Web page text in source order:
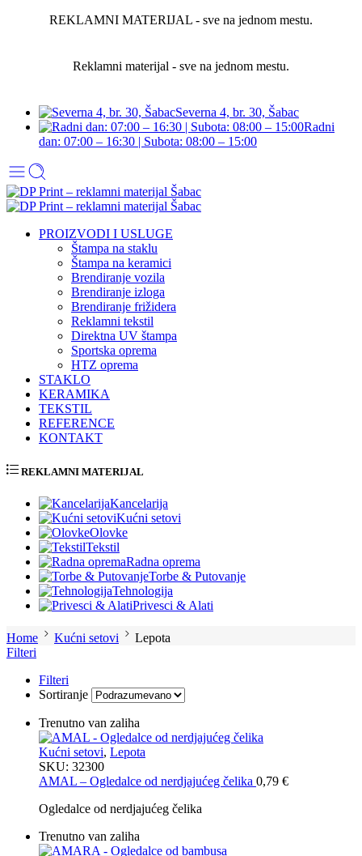
REKLAMNI MATERIJAL - sve na jednom mestu.
Reklamni materijal - sve na jednom mestu.
Severna 4, br. 30, Šabac
Radni
dan: 07:00 – 16:30 | Subota: 08:00 – 15:00
PROIZVODI I USLUGE
Štampa na staklu
Štampa na keramici
Brendiranje vozila
Brendiranje izloga
Brendiranje frižidera
Reklamni tekstil
Direktna UV štampa
Sportska oprema
HTZ oprema
STAKLO
KERAMIKA
TEKSTIL
REFERENCE
KONTAKT
REKLAMNI MATERIJAL
Kancelarija
Kućni setovi
Olovke
Tekstil
Radna oprema
Torbe & Putovanje
Tehnologija
Privesci & Alati
Home Kućni setovi
Lepota
Filteri
Filteri
Sortiranje
Trenutno van zaliha
Kućni setovi, Lepota
SKU: 32300
AMAL – Ogledalce od nerdjajućeg čelika 0,79 €
Ogledalce od nerdjajućeg čelika
Trenutno van zaliha